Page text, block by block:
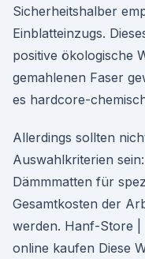
Sicherheitshalber
Einblatteinzugs.
positive ökologische
gemahlenen Faser
es hardcore-
Allerdings sollten
Auswahlkriterien
Dämmmatten für
Gesamtkosten der
werden. Hanf-Store
online kaufen Diese